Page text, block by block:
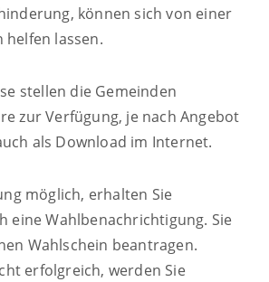
können sich von einer
helfen lassen.
stellen die Gemeinden
zur Verfügung, je nach Angebot
als Download im Internet.
möglich, erhalten Sie
eine Wahlbenachrichtigung. Sie
Wahlschein beantragen.
erfolgreich, werden Sie